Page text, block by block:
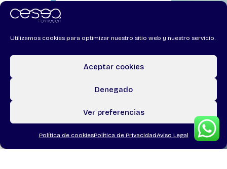
Utilizamos cookies para optimizar nuestro sitio web y nuestro servicio.
Aceptar cookies
Denegado
Ver preferencias
Política de cookiesPolítica de PrivacidadAviso Legal